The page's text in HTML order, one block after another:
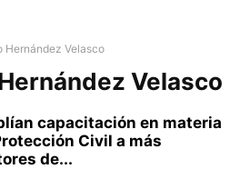
Hernández Velasco
Velasco
capacitación en materia
Civil a más
de...